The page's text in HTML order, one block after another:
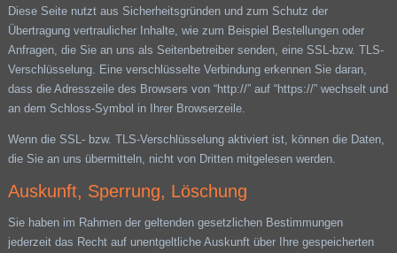
Diese Seite nutzt aus Sicherheitsgründen und zum Schutz der
Übertragung vertraulicher Inhalte, wie zum Beispiel Bestellungen oder
Anfragen, die Sie an uns als Seitenbetreiber senden, eine SSL-bzw. TLS-
Verschlüsselung. Eine verschlüsselte Verbindung erkennen Sie daran,
dass die Adresszeile des Browsers von “http://” auf “https://” wechselt und
an dem Schloss-Symbol in Ihrer Browserzeile.
Wenn die SSL- bzw. TLS-Verschlüsselung aktiviert ist, können die Daten,
die Sie an uns übermitteln, nicht von Dritten mitgelesen werden.
Auskunft, Sperrung, Löschung
Sie haben im Rahmen der geltenden gesetzlichen Bestimmungen
jederzeit das Recht auf unentgeltliche Auskunft über Ihre gespeicherten